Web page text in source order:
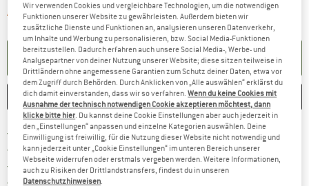
Artikel zur Zeit leider ausverkauftDer Link öffnet sich in einer Infobox
BENACHRICHTIGUNG EINRICHTEN
MERKEN VERGLEICHEN
Portofrei ab CHF 100 (CH)Finde mehr Informationen zu den
100 Tage RückgaberechtGehe hier zu den Rückgabe-
Kauf auf RechnungFinde die Zahlungs-Infos hier! Öffnet
Trusted Shops Käuferschutz
Wir verwenden Cookies und vergleichbare Technologien, um die notwendigen
Funktionen unserer Website zu gewährleisten. Außerdem bieten wir
zusätzliche Dienste und Funktionen an, analysieren unseren Datenverkehr,
um Inhalte und Werbung zu personalisieren, bzw. Social Media-Funktionen
bereitzustellen. Dadurch erfahren auch unsere Social Media-, Werbe- und
Analysepartner von deiner Nutzung unserer Website; diese sitzen teilweise in
Drittländern ohne angemessene Garantien zum Schutz deiner Daten, etwa vor
dem Zugriff durch Behörden. Durch Anklicken von „Alle auswählen“ erklärst du
dich damit einverstanden, dass wir so verfahren.Wenn du keine Cookies mit
Ausnahme der technisch notwendigen Cookie akzeptieren möchtest, dann
klicke bitte hier. Du kannst deine Cookie Einstellungen aber auch jederzeit in
den „Einstellungen“ anpassen und einzelne Kategorien auswählen. Deine
Einwilligung ist freiwillig, für die Nutzung dieser Website nicht notwendig und
kann jederzeit unter „Cookie Einstellungen“ im unteren Bereich unserer
Webseite widerrufen oder erstmals vergeben werden. Weitere Informationen,
auch zu Risiken der Drittlandstransfers, findest du in unseren
Datenschutzhinweisen.